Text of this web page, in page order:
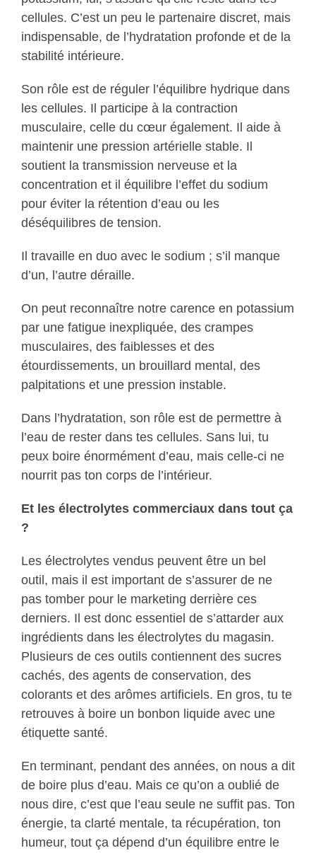
cellules. C’est un peu le partenaire discret, mais
indispensable, de l’hydratation profonde et de la
stabilité intérieure.
Son rôle est de réguler l’équilibre hydrique dans
les cellules. Il participe à la contraction
musculaire, celle du cœur également. Il aide à
maintenir une pression artérielle stable. Il
soutient la transmission nerveuse et la
concentration et il équilibre l’effet du sodium
pour éviter la rétention d’eau ou les
déséquilibres de tension.
Il travaille en duo avec le sodium ; s’il manque
d’un, l’autre déraille.
On peut reconnaître notre carence en potassium
par une fatigue inexpliquée, des crampes
musculaires, des faiblesses et des
étourdissements, un brouillard mental, des
palpitations et une pression instable.
Dans l’hydratation, son rôle est de permettre à
l’eau de rester dans tes cellules. Sans lui, tu
peux boire énormément d’eau, mais celle-ci ne
nourrit pas ton corps de l’intérieur.
Et les électrolytes commerciaux dans tout ça
?
Les électrolytes vendus peuvent être un bel
outil, mais il est important de s’assurer de ne
pas tomber pour le marketing derrière ces
derniers. Il est donc essentiel de s’attarder aux
ingrédients dans les électrolytes du magasin.
Plusieurs de ces outils contiennent des sucres
cachés, des agents de conservation, des
colorants et des arômes artificiels. En gros, tu te
retrouves à boire un bonbon liquide avec une
étiquette santé.
En terminant, pendant des années, on nous a dit
de boire plus d’eau. Mais ce qu’on a oublié de
nous dire, c’est que l’eau seule ne suffit pas. Ton
énergie, ta clarté mentale, ta récupération, ton
humeur, tout ça dépend d’un équilibre entre le